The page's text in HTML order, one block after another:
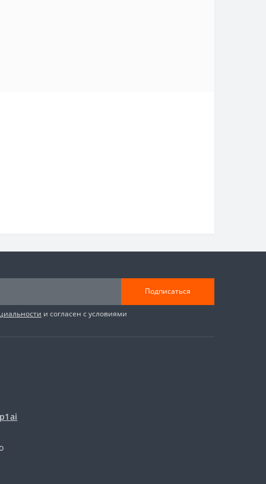
Подписаться
и согласен с условиями